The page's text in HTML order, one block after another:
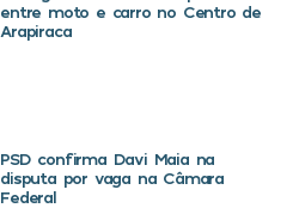
entre moto e carro no Centro de
Arapiraca
PSD confirma Davi Maia na
disputa por vaga na Câmara
Federal